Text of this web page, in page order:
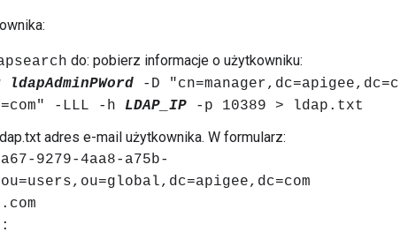
do: pobierz informacje o użytkowniku:
ldapAdminPWord -D
-LLL -h LDAP_IP -p 10389 > ldap.txt
adres e-mail użytkownika. W formularz:
9279-4aa8-a75b-